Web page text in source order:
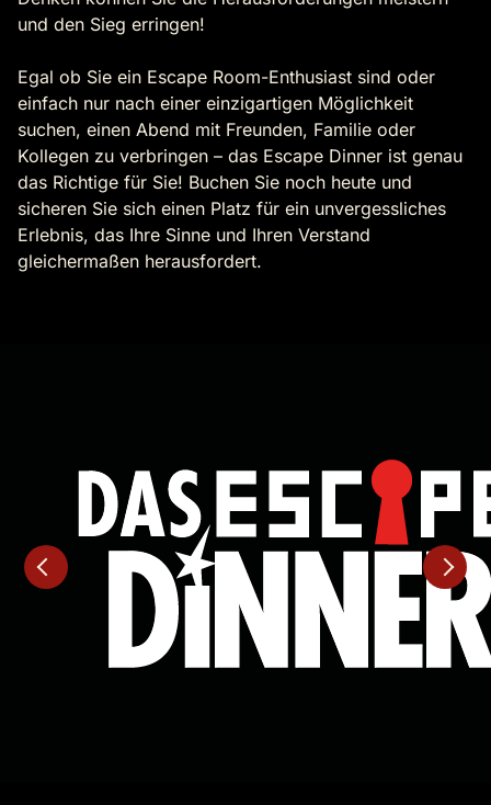
und den Sieg erringen!
Egal ob Sie ein Escape Room-Enthusiast sind oder
einfach nur nach einer einzigartigen Möglichkeit
suchen, einen Abend mit Freunden, Familie oder
Kollegen zu verbringen – das Escape Dinner ist genau
das Richtige für Sie! Buchen Sie noch heute und
sicheren Sie sich einen Platz für ein unvergessliches
Erlebnis, das Ihre Sinne und Ihren Verstand
gleichermaßen herausfordert.